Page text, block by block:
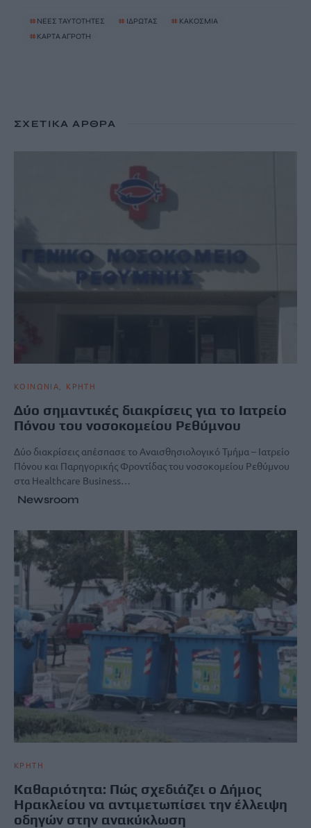
# ΝΕΕΣ ΤΑΥΤΟΤΗΤΕΣ # ΙΔΡΩΤΑΣ # ΚΑΚΟΣΜΙΑ
# ΚΑΡΤΑ ΑΓΡΟΤΗ
ΣΧΕΤΙΚΆ ΆΡΘΡΑ
ΚΟΙΝΩΝΙΑ ΚΡΗΤΗ
Δύο σημαντικές διακρίσεις για το Ιατρείο
Πόνου του νοσοκομείου Ρεθύμνου
Δύο διακρίσεις απέσπασε το Αναισθησιολογικό Τμήμα – Ιατρείο
Πόνου και Παρηγορικής Φροντίδας του νοσοκομείου Ρεθύμνου
στα Healthcare Business…
Newsroom
ΚΡΗΤΗ
Καθαριότητα: Πώς σχεδιάζει ο Δήμος
Ηρακλείου να αντιμετωπίσει την έλλειψη
οδηγών στην ανακύκλωση